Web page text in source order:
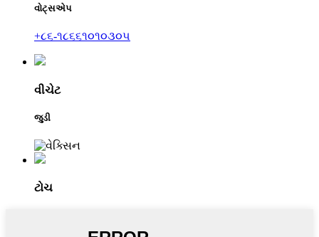
વોટ્સએપ
+૮૬-૧૮૬૬૧૦૧૦૩૦૫
વીચેટ
જુડી
ટોચ